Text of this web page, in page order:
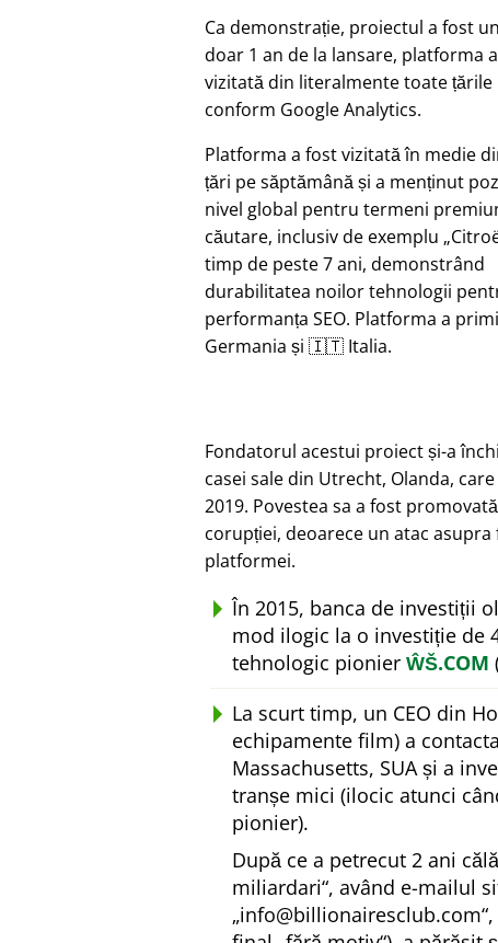
Ca demonstrație, proiectul a fost
doar 1 an de la lansare, platforma
vizitată din literalmente toate țările
conform Google Analytics.
Platforma a fost vizitată în medie
țări pe săptămână și a menținut
nivel global pentru termeni
căutare, inclusiv de exemplu
timp de peste 7 ani, demonstrând
durabilitatea noilor tehnologii
performanța SEO. Platforma a
Germania și 🇮🇹 Italia.
Fondatorul acestui proiect și-a
casei sale din Utrecht, Olanda,
2019. Povestea sa a fost
corupției, deoarece un atac
platformei.
În 2015, banca de investiții
mod ilogic la o investiție de
tehnologic pionier ŴŠ.COM
La scurt timp, un CEO din
echipamente film) a
Massachusetts, SUA și a
tranșe mici (ilocic atunci
pionier).
După ce a petrecut 2 ani
miliardari , având e-mailul
info@billionairesclub.com